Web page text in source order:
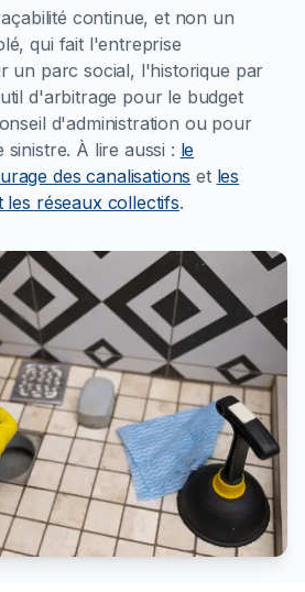
continue, et non un
qui fait l'entreprise
un parc social, l'historique par
d'arbitrage pour le budget
d'administration ou pour
sinistre. À lire aussi : le
des canalisations et les
réseaux collectifs.